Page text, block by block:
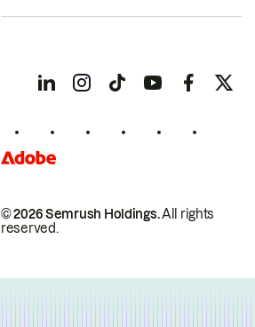
© 2026 Semrush Holdings.All rights
reserved.